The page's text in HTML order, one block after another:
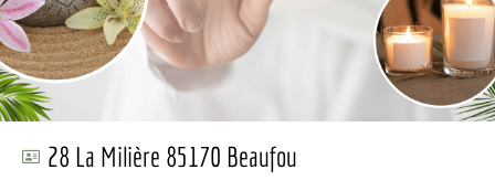
28 La Milière 85170 Beaufou